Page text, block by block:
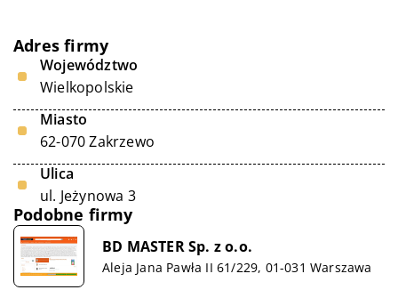
Adres firmy
Województwo
Wielkopolskie
Miasto
62-070 Zakrzewo
Ulica
ul. Jeżynowa 3
Podobne firmy
BD MASTER Sp. z o.o.
Aleja Jana Pawła II 61/229, 01-031 Warszawa